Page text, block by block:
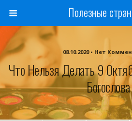
Полезные
08.10.2020 • Нет
Что Нельзя Делать 9
Богослова